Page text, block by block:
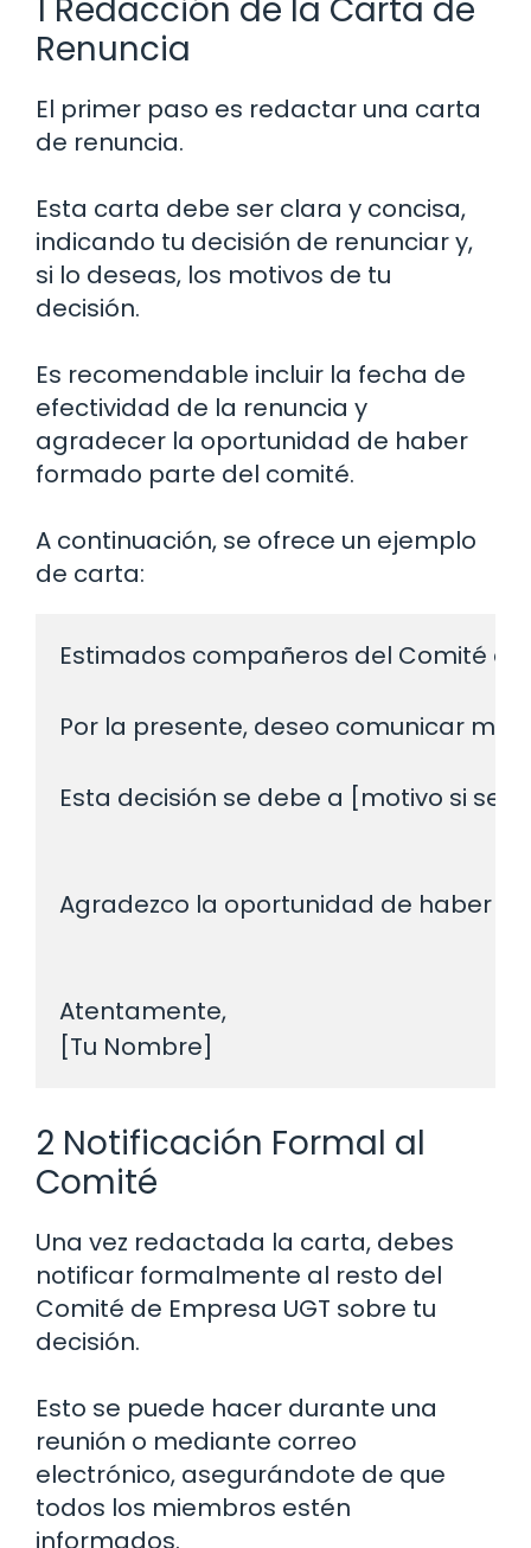
1 Redacción de la Carta de
Renuncia
El primer paso es redactar una carta
de renuncia.
Esta carta debe ser clara y concisa,
indicando tu decisión de renunciar y,
si lo deseas, los motivos de tu
decisión.
Es recomendable incluir la fecha de
efectividad de la renuncia y
agradecer la oportunidad de haber
formado parte del comité.
A continuación, se ofrece un ejemplo
de carta:
Estimados compañeros del Comité de
Por la presente, deseo comunicar mi
Esta decisión se debe a [motivo si se
Agradezco la oportunidad de haber
Atentamente,
2 Notificación Formal al
Comité
Una vez redactada la carta, debes
notificar formalmente al resto del
Comité de Empresa UGT sobre tu
decisión.
Esto se puede hacer durante una
reunión o mediante correo
electrónico, asegurándote de que
todos los miembros estén
informados.